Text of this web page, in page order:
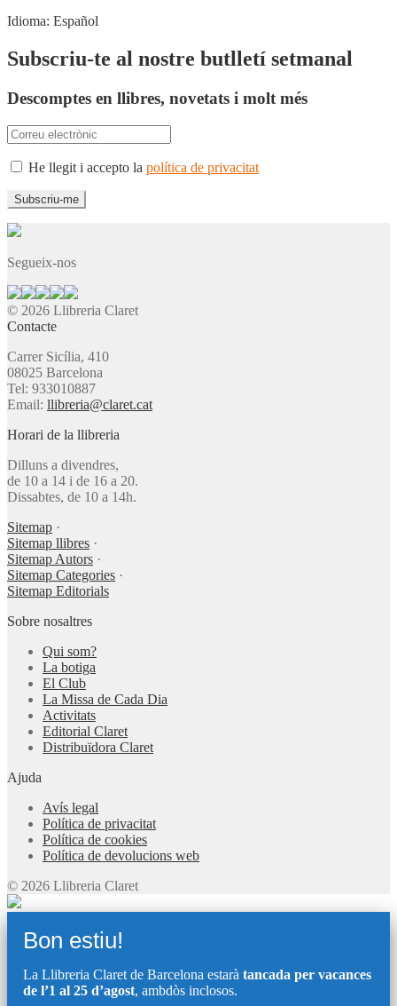
Idioma: Español
Subscriu-te al nostre butlletí setmanal
Descomptes en llibres, novetats i molt més
He llegit i accepto la política de privacitat
Segueix-nos
© 2026 Llibreria Claret
Contacte
Carrer Sicília, 410
08025 Barcelona
Tel: 933010887
Email: llibreria@claret.cat
Horari de la llibreria
Dilluns a divendres,
de 10 a 14 i de 16 a 20.
Dissabtes, de 10 a 14h.
Sitemap ·
Sitemap llibres ·
Sitemap Autors ·
Sitemap Categories ·
Sitemap Editorials
Sobre nosaltres
Qui som?
La botiga
El Club
La Missa de Cada Dia
Activitats
Editorial Claret
Distribuïdora Claret
Ajuda
Avís legal
Política de privacitat
Política de cookies
Política de devolucions web
© 2026 Llibreria Claret
Bon estiu!
La Llibreria Claret de Barcelona estarà tancada per vacances
de l’1 al 25 d’agost, ambdòs inclosos.